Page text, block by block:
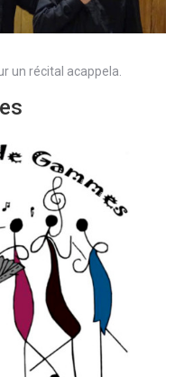
un récital acappela.